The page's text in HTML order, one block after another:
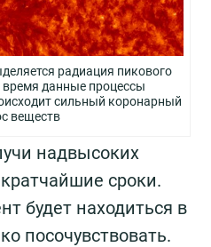
радиация пикового
данные процессы
сильный коронарный
веществ
надвысоких
сроки.
будет находиться в
посочувствовать.